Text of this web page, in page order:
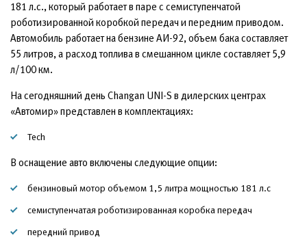
181 л.с., который работает в паре с семиступенчатой
роботизированной коробкой передач и передним приводом.
Автомобиль работает на бензине АИ-92, объем бака составляет
55 литров, а расход топлива в смешанном цикле составляет 5,9
л/100 км.
На сегодняшний день Changan UNI-S в дилерских центрах
«Автомир» представлен в комплектациях:
Tech
В оснащение авто включены следующие опции:
бензиновый мотор объемом 1,5 литра мощностью 181 л.с
семиступенчатая роботизированная коробка передач
передний привод